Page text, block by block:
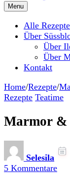
Menu
Alle Rezepte
Über
Über
Über
Kontakt
Home/Rezepte/
Rezepte Teatime
Marmor &
Selesila
5 Kommentarezu